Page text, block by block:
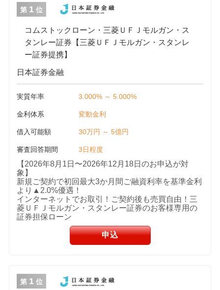
第 1 位
コムストックローン・三菱ＵＦＪモルガン・ス
タンレー証券【三菱ＵＦＪモルガン・スタンレ
ー証券提携】
日本証券金融
実質年率 3.000% ～ 5.000%
金利体系 変動金利
借入可能額 30万円 ～ 5億円
審査回答期間 3日程度
【2026年8月1日〜2026年12月18日のお申込が対
象】
新規ご契約で初回最大3か月間ご融資利率を基準金利
より▲2.0%優遇！
インターネットでお取引！ご契約後も売買自由！三
菱ＵＦＪモルガン・スタンレー証券のお客様専用の
証券担保ローン
申込
第 1 位